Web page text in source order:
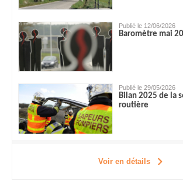
Publié le 12/06/2026
Baromètre mai
Publié le 29/05/2026
Bilan 2025 de la
routière
Voir en détails